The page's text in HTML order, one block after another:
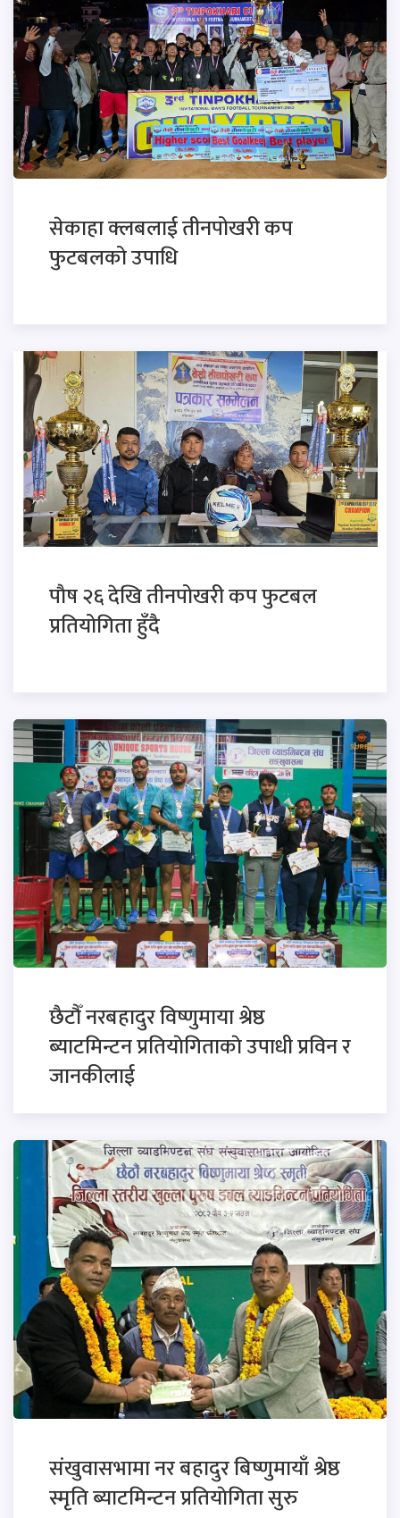
सेकाहा क्लबलाई तीनपोखरी कप
फुटबलको उपाधि
पाैष २६ देखि तीनपोखरी कप फुटबल
प्रतियोगिता हुँदै
छैटाैँ नरबहादुर विष्णुमाया श्रेष्ठ
ब्याटमिन्टन प्रतियाेगिताकाे उपाधी प्रविन र
जानकीलाई
संखुवासभामा नर बहादुर बिष्णुमायाँ श्रेष्ठ
स्मृति ब्याटमिन्टन प्रतियाेगिता सुरु